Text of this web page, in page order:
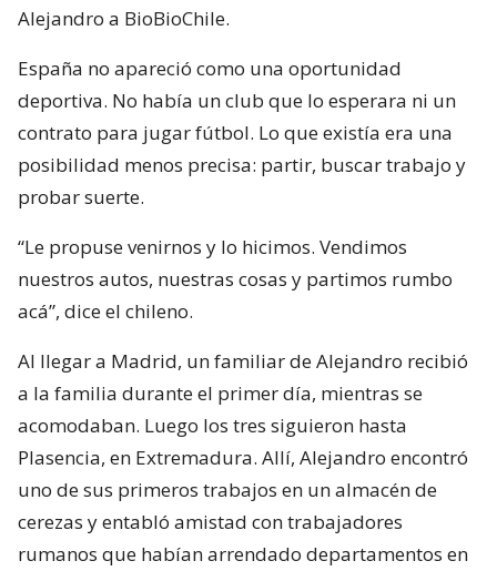
Alejandro a BioBioChile.
España no apareció como una oportunidad
deportiva. No había un club que lo esperara ni un
contrato para jugar fútbol. Lo que existía era una
posibilidad menos precisa: partir, buscar trabajo y
probar suerte.
“Le propuse venirnos y lo hicimos. Vendimos
nuestros autos, nuestras cosas y partimos rumbo
acá”, dice el chileno.
Al llegar a Madrid, un familiar de Alejandro recibió
a la familia durante el primer día, mientras se
acomodaban. Luego los tres siguieron hasta
Plasencia, en Extremadura. Allí, Alejandro encontró
uno de sus primeros trabajos en un almacén de
cerezas y entabló amistad con trabajadores
rumanos que habían arrendado departamentos en